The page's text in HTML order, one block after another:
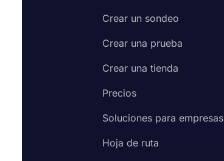
Crear un sondeo
Crear una prueba
Crear una tienda
Precios
Soluciones para empresas
Hoja de ruta